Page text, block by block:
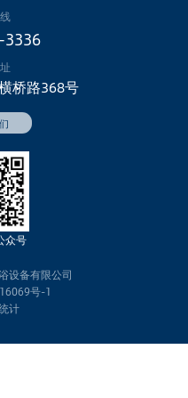
桥路368号
众号
设备有限公司
号-1
计